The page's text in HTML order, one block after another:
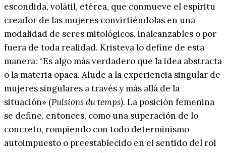
escondida, volátil, etérea, que conmueve el espíritu
creador de las mujeres convirtiéndolas en una
modalidad de seres mitológicos, inalcanzables o por
fuera de toda realidad. Kristeva lo define de esta
manera: “Es algo más verdadero que la idea abstracta
o la materia opaca. Alude a la experiencia singular de
mujeres singulares a través y más allá de la
situación» (Pulsions du temps). La posición femenina
se define, entonces, como una superación de lo
concreto, rompiendo con todo determinismo
autoimpuesto o preestablecido en el sentido del rol